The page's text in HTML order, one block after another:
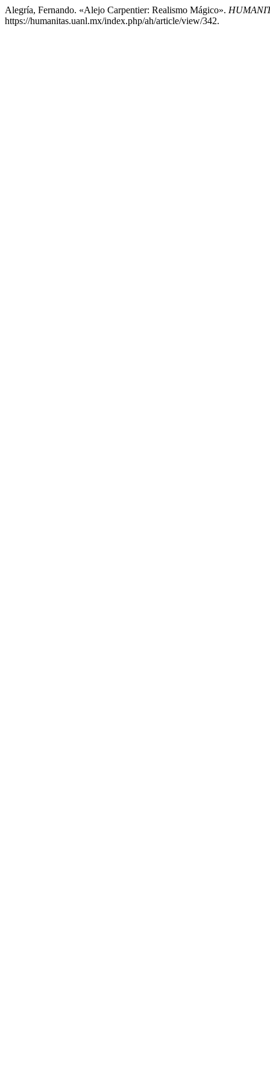
Alegría, Fernando. «Alejo Carpentier: Realismo Mágico».
https://humanitas.uanl.mx/index.php/ah/article/view/342.